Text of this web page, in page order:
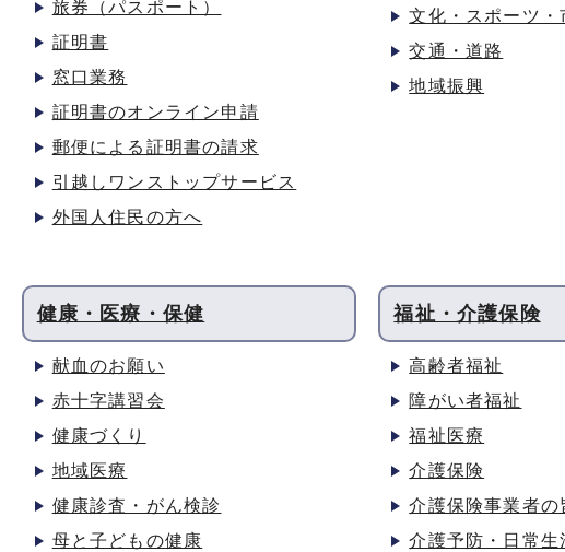
旅券（パスポート）
証明書
窓口業務
証明書のオンライン申請
郵便による証明書の請求
引越しワンストップサービス
外国人住民の方へ
文化・スポーツ・
交通・道路
地域振興
健康・医療・保健
献血のお願い
赤十字講習会
健康づくり
地域医療
健康診査・がん検診
母と子どもの健康
福祉・介護保険
高齢者福祉
障がい者福祉
福祉医療
介護保険
介護保険事業者の
介護予防・日常生